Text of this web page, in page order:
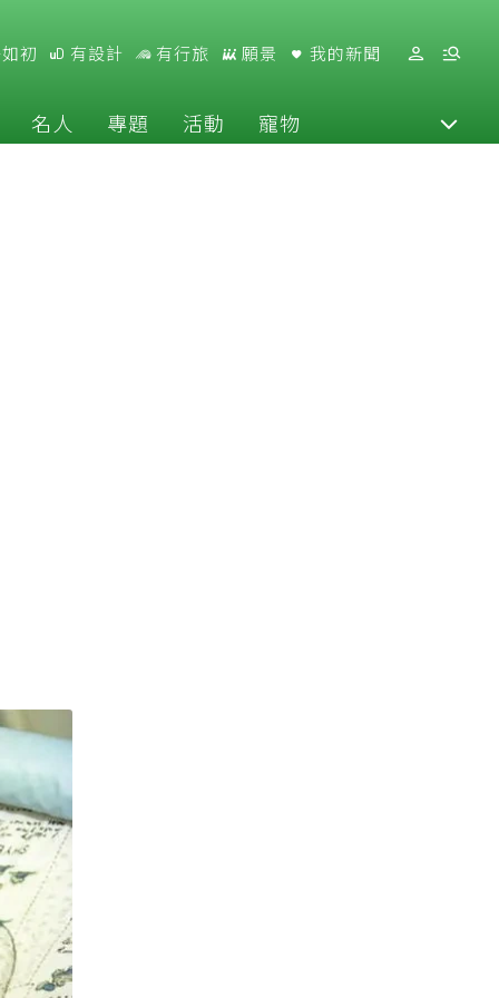
初 有設計 有行旅 願景 我的新聞
名人 專題 活動 寵物